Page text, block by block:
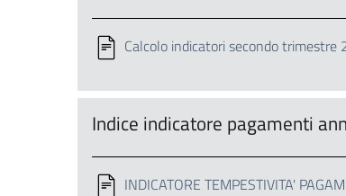
Calcolo indicatori secondo trimestre
Indice indicatore pagamenti
INDICATORE TEMPESTIVITA'